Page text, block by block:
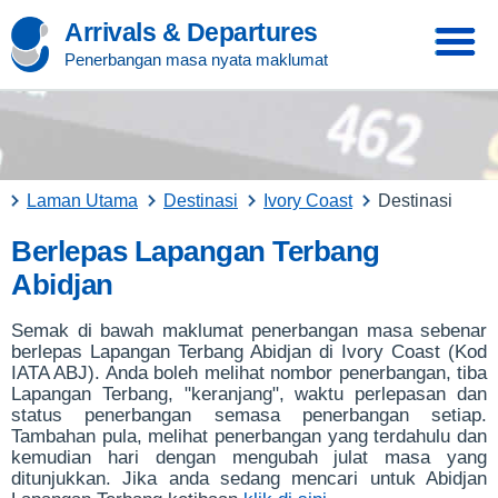
Arrivals & Departures
Penerbangan masa nyata maklumat
Laman Utama Destinasi Ivory Coast Destinasi
Berlepas Lapangan Terbang
Abidjan
Semak di bawah maklumat penerbangan masa sebenar
berlepas Lapangan Terbang Abidjan di Ivory Coast (Kod
IATA ABJ). Anda boleh melihat nombor penerbangan, tiba
Lapangan Terbang, "keranjang", waktu perlepasan dan
status penerbangan semasa penerbangan setiap.
Tambahan pula, melihat penerbangan yang terdahulu dan
kemudian hari dengan mengubah julat masa yang
ditunjukkan. Jika anda sedang mencari untuk Abidjan